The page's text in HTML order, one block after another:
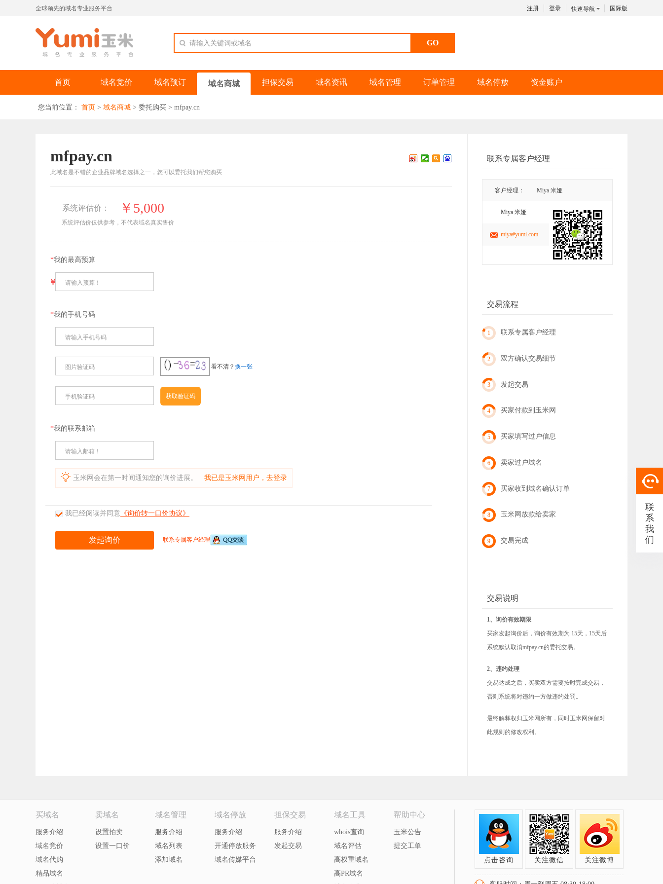
全球领先的域名专业服务平台 注册 登录 快速导航 国际版
请输入关键词或域名
首页 域名竞价 域名预订 域名商城 担保交易 域名资讯 域名管理 订单管理 域名停放 资金账户
您当前位置： 首页 > 域名商城 > 委托购买 > mfpay.cn
mfpay.cn
此域名是不错的企业品牌域名选择之一，您可以委托我们帮您购买
系统评估价： ￥5,000
系统评估价仅供参考，不代表域名真实售价
*我的最高预算
￥ 请输入预算！
*我的手机号码
请输入手机号码
图片验证码 看不清？ 换一张
手机验证码
*我的联系邮箱
请输入邮箱！
玉米网会在第一时间通知您的询价进展。 我已是玉米网用户，去登录
我已经阅读并同意 《询价转一口价协议》
联系专属客户经理
联系专属客户经理
客户经理： Miya 米娅
Miya 米娅
miya#yumi.com
交易流程
1 联系专属客户经理
2 双方确认交易细节
3 发起交易
4 买家付款到玉米网
5 买家填写过户信息
6 卖家过户域名
7 买家收到域名确认订单
8 玉米网放款给卖家
9 交易完成
交易说明
1、询价有效期限
买家发起询价后，询价有效期为 15天，15天后
系统默认取消mfpay.cn的委托交易。
2、违约处理
交易达成之后，买卖双方需要按时完成交易，
否则系统将对违约一方做违约处罚。
最终解释权归玉米网所有，同时玉米网保留对
此规则的修改权利。
买域名
服务介绍
域名竞价
域名代购
精品域名
卖域名
设置拍卖
设置一口价
域名管理
服务介绍
域名列表
添加域名
域名停放
服务介绍
开通停放服务
域名传媒平台
担保交易
服务介绍
发起交易
域名工具
whois查询
域名评估
高权重域名
高PR域名
帮助中心
玉米公告
提交工单
点击咨询
关注微信 关注微博
联
系
我
们